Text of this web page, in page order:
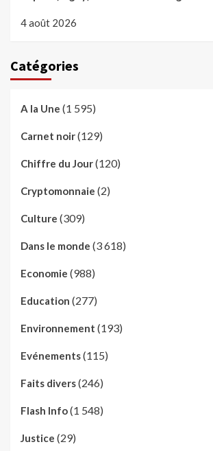
4 août 2026
Catégories
A la Une (1 595)
Carnet noir(129)
Chiffre du Jour(120)
Cryptomonnaie (2)
Culture (309)
Dans le monde (3 618)
Economie (988)
Education (277)
Environnement (193)
Evénements(115)
Faits divers(246)
Flash Info(1 548)
Justice (29)